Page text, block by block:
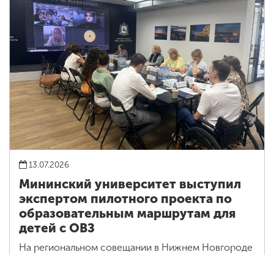
13.07.2026
Мининский университет выступил
экспертом пилотного проекта по
образовательным маршрутам для
детей с ОВЗ
На региональном совещании в Нижнем Новгороде